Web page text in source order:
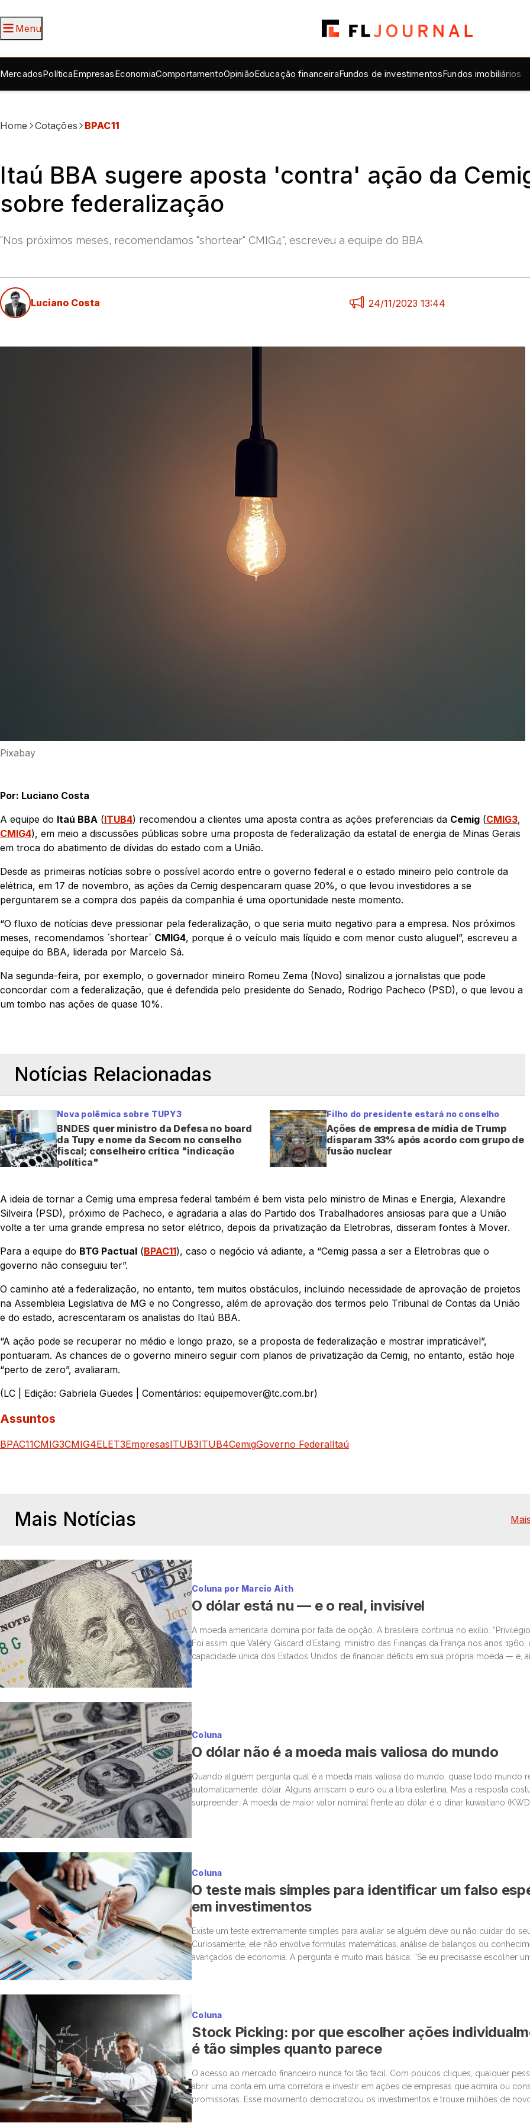
Menu
MercadosPolíticaEmpresasEconomiaComportamentoOpiniãoEducação financeiraFundos de investimentosFundos imobiliários
Home Cotações BPAC11
Itaú BBA sugere aposta 'contra' ação da
sobre federalização
"Nos próximos meses, recomendamos "shortear" CMIG4", escreveu a equipe do BBA
Luciano Costa 24/11/2023 13:44
Pixabay
Por: Luciano Costa
A equipe do Itaú BBA (ITUB4) recomendou a clientes uma aposta contra as ações preferenciais da Cemig (CMIG3,
CMIG4), em meio a discussões públicas sobre uma proposta de federalização da estatal de energia de Minas Gerais
em troca do abatimento de dívidas do estado com a União.
Desde as primeiras notícias sobre o possível acordo entre o governo federal e o estado mineiro pelo controle da
elétrica, em 17 de novembro, as ações da Cemig despencaram quase 20%, o que levou investidores a se
perguntarem se a compra dos papéis da companhia é uma oportunidade neste momento.
“O fluxo de notícias deve pressionar pela federalização, o que seria muito negativo para a empresa. Nos próximos
meses, recomendamos ´shortear´ CMIG4, porque é o veículo mais líquido e com menor custo aluguel”, escreveu a
equipe do BBA, liderada por Marcelo Sá.
Na segunda-feira, por exemplo, o governador mineiro Romeu Zema (Novo) sinalizou a jornalistas que pode
concordar com a federalização, que é defendida pelo presidente do Senado, Rodrigo Pacheco (PSD), o que levou a
um tombo nas ações de quase 10%.
Notícias Relacionadas
Nova polêmica sobre TUPY3
BNDES quer ministro da Defesa no board
da Tupy e nome da Secom no conselho
fiscal; conselheiro crítica "indicação
política"
Filho do presidente estará no conselho
Ações de empresa de mídia de Trump
disparam 33% após acordo com grupo de
fusão nuclear
A ideia de tornar a Cemig uma empresa federal também é bem vista pelo ministro de Minas e Energia, Alexandre
Silveira (PSD), próximo de Pacheco, e agradaria a alas do Partido dos Trabalhadores ansiosas para que a União
volte a ter uma grande empresa no setor elétrico, depois da privatização da Eletrobras, disseram fontes à Mover.
Para a equipe do BTG Pactual (BPAC11), caso o negócio vá adiante, a “Cemig passa a ser a Eletrobras que o
governo não conseguiu ter”.
O caminho até a federalização, no entanto, tem muitos obstáculos, incluindo necessidade de aprovação de projetos
na Assembleia Legislativa de MG e no Congresso, além de aprovação dos termos pelo Tribunal de Contas da União
e do estado, acrescentaram os analistas do Itaú BBA.
“A ação pode se recuperar no médio e longo prazo, se a proposta de federalização e mostrar impraticável”,
pontuaram. As chances de o governo mineiro seguir com planos de privatização da Cemig, no entanto, estão hoje
“perto de zero”, avaliaram.
(LC | Edição: Gabriela Guedes | Comentários: equipemover@tc.com.br)
Assuntos
BPAC11CMIG3CMIG4ELET3EmpresasITUB3ITUB4CemigGoverno FederalItaú
Mais Notícias
Coluna por Marcio Aith
O dólar está nu — e o real, invisível
A moeda americana domina por falta de opção. A brasileira continua no exílio.
Foi assim que Valéry Giscard d’Estaing, ministro das Finanças da França nos anos 1960,
capacidade única dos Estados Unidos de financiar déficits em sua própria moeda — e,
Coluna
O dólar não é a moeda mais valiosa do mundo
Quando alguém pergunta qual é a moeda mais valiosa do mundo, quase todo mundo
automaticamente: dólar. Alguns arriscam o euro ou a libra esterlina. Mas a resposta
surpreender. A moeda de maior valor nominal frente ao dólar é o dinar kuwaitiano
Coluna
O teste mais simples para identificar um falso
em investimentos
Existe um teste extremamente simples para avaliar se alguém deve ou não cuidar do
Curiosamente, ele não envolve fórmulas matemáticas, análise de balanços ou
avançados de economia. A pergunta é muito mais básica: “Se eu precisasse escolher
Coluna
Stock Picking: por que escolher ações
é tão simples quanto parece
O acesso ao mercado financeiro nunca foi tão fácil. Com poucos cliques, qualquer
abrir uma conta em uma corretora e investir em ações de empresas que admira ou
promissoras. Esse movimento democratizou os investimentos e trouxe milhões de